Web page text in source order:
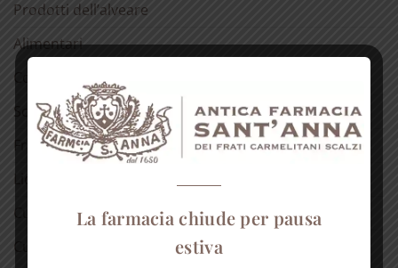
Prodotti dell’alveare
Alimentari
Confetture
Sciroppo di rose
Fragranze del Carmelo
Cura della pelle
Cura dei capelli
La farmacia chiude per pausa
estiva